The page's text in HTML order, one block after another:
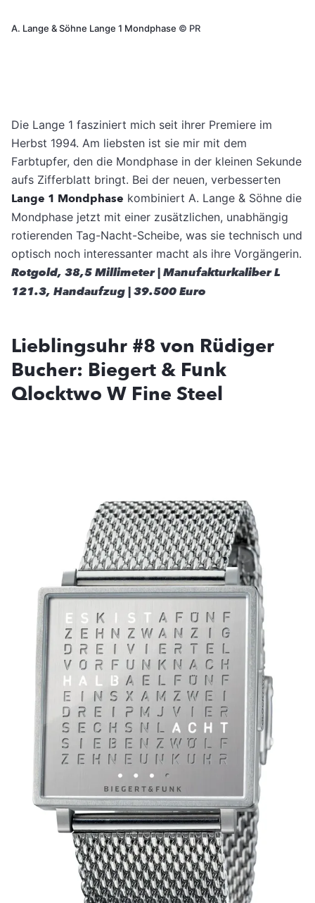
A. Lange & Söhne Lange 1 Mondphase © PR
Die Lange 1 fasziniert mich seit ihrer Premiere im
Herbst 1994. Am liebsten ist sie mir mit dem
Farbtupfer, den die Mondphase in der kleinen Sekunde
aufs Zifferblatt bringt. Bei der neuen, verbesserten
Lange 1 Mondphase kombiniert A. Lange & Söhne die
Mondphase jetzt mit einer zusätzlichen, unabhängig
rotierenden Tag-Nacht-Scheibe, was sie technisch und
optisch noch interessanter macht als ihre Vorgängerin.
Rotgold, 38,5 Millimeter | Manufakturkaliber L
121.3, Handaufzug | 39.500 Euro
Lieblingsuhr #8 von Rüdiger
Bucher: Biegert & Funk
Qlocktwo W Fine Steel